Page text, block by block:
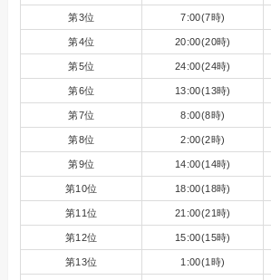
第3位 7:00(7時)
第4位 20:00(20時)
第5位 24:00(24時)
第6位 13:00(13時)
第7位 8:00(8時)
第8位 2:00(2時)
第9位 14:00(14時)
第10位 18:00(18時)
第11位 21:00(21時)
第12位 15:00(15時)
第13位 1:00(1時)